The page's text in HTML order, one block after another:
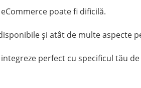
poate fi dificilă.
și atât de multe aspecte
perfect cu specificul tău